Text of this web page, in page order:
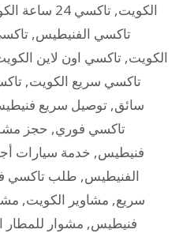
الكويت, تاكسي 24 ساعة الكويت
تاكسي الفنيطيس,
الكويت, تاكسي اون لاين
تاكسي سريع الكويت,
سائق, توصيل سريع
تاكسي فوري, حجز
فنيطيس, خدمة سيارات
الفنيطيس, طلب تاكسي
سريع, مشاوير الكويت,
فنيطيس, مشوار للمطار